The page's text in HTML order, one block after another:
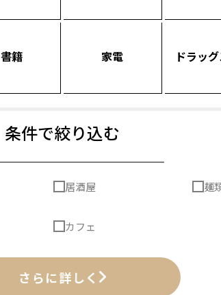
書籍 家電 ドラッ
条件で絞り込む
居酒屋 麺
カフェ
さらに詳しく